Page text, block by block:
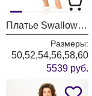
Платье Swallow 844-12 молочный+принт разводы
Размеры:
50,52,54,56,58,60
5539 руб.